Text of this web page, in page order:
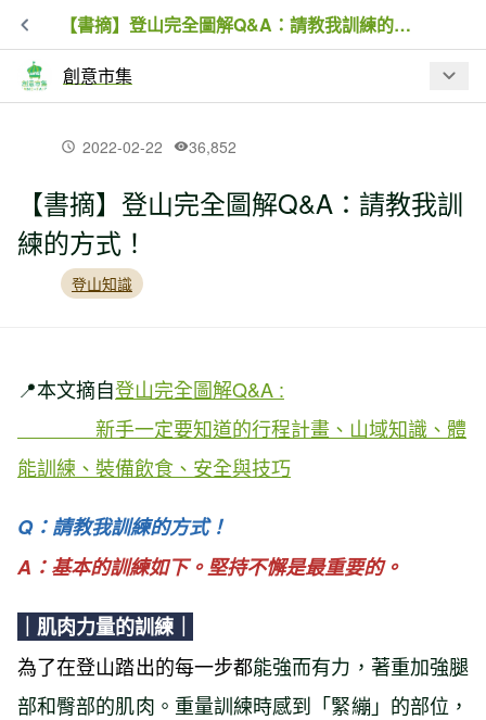
【書摘】登山完全圖解Q&A：請教我訓練的方式！
創意市集
最新文章
【書訊】山岳醫生告訴你！ 111道Q&A
練的方式！
2022-02-22 36,852
【書摘】登山完全圖解Q&A：請教我訓
練的方式！
登山知識
📍本文摘自登山完全圖解Q&A :
新手一定要知道的行程計畫、山域知識、體
能訓練、裝備飲食、安全與技巧
Q：請教我訓練的方式！
A：基本的訓練如下。堅持不懈是最重要的。
｜肌肉力量的訓練｜
為了在登山踏出的每一步都能強而有力，著重加強腿
部和臀部的肌肉。重量訓練時感到「緊繃」的部位，